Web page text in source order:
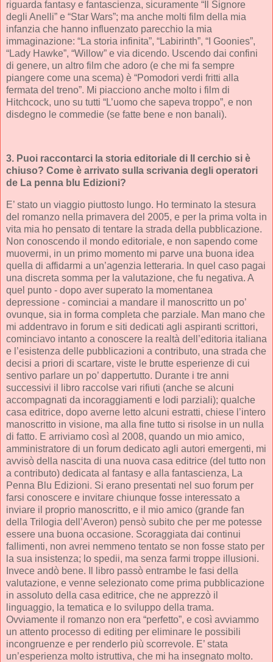
riguarda fantasy e fantascienza, sicuramente “Il Signore
degli Anelli” e “Star Wars”; ma anche molti film della mia
infanzia che hanno influenzato parecchio la mia
immaginazione: “La storia infinita”, “Labirinth”, “I Goonies”,
“Lady Hawke”, “Willow” e via dicendo. Uscendo dai confini
di genere, un altro film che adoro (e che mi fa sempre
piangere come una scema) è “Pomodori verdi fritti alla
fermata del treno”. Mi piacciono anche molto i film di
Hitchcock, uno su tutti “L’uomo che sapeva troppo”, e non
disdegno le commedie (se fatte bene e non banali).
3. Puoi raccontarci la storia editoriale di Il cerchio si è
chiuso? Come è arrivato sulla scrivania degli operatori
de La penna blu Edizioni?
E’ stato un viaggio piuttosto lungo. Ho terminato la stesura
del romanzo nella primavera del 2005, e per la prima volta in
vita mia ho pensato di tentare la strada della pubblicazione.
Non conoscendo il mondo editoriale, e non sapendo come
muovermi, in un primo momento mi parve una buona idea
quella di affidarmi a un’agenzia letteraria. In quel caso pagai
una discreta somma per la valutazione, che fu negativa. A
quel punto - dopo aver superato la momentanea
depressione - cominciai a mandare il manoscritto un po’
ovunque, sia in forma completa che parziale. Man mano che
mi addentravo in forum e siti dedicati agli aspiranti scrittori,
cominciavo intanto a conoscere la realtà dell’editoria italiana
e l’esistenza delle pubblicazioni a contributo, una strada che
decisi a priori di scartare, viste le brutte esperienze di cui
sentivo parlare un po’ dappertutto. Durante i tre anni
successivi il libro raccolse vari rifiuti (anche se alcuni
accompagnati da incoraggiamenti e lodi parziali); qualche
casa editrice, dopo averne letto alcuni estratti, chiese l’intero
manoscritto in visione, ma alla fine tutto si risolse in un nulla
di fatto. E arriviamo così al 2008, quando un mio amico,
amministratore di un forum dedicato agli autori emergenti, mi
avvisò della nascita di una nuova casa editrice (del tutto non
a contributo) dedicata al fantasy e alla fantascienza, La
Penna Blu Edizioni. Si erano presentati nel suo forum per
farsi conoscere e invitare chiunque fosse interessato a
inviare il proprio manoscritto, e il mio amico (grande fan
della Trilogia dell’Averon) pensò subito che per me potesse
essere una buona occasione. Scoraggiata dai continui
fallimenti, non avrei nemmeno tentato se non fosse stato per
la sua insistenza; lo spedii, ma senza farmi troppe illusioni.
Invece andò bene. Il libro passò entrambe le fasi della
valutazione, e venne selezionato come prima pubblicazione
in assoluto della casa editrice, che ne apprezzò il
linguaggio, la tematica e lo sviluppo della trama.
Ovviamente il romanzo non era “perfetto”, e così avviammo
un attento processo di editing per eliminare le possibili
incongruenze e per renderlo più scorrevole. E’ stata
un’esperienza molto istruttiva, che mi ha insegnato molto.